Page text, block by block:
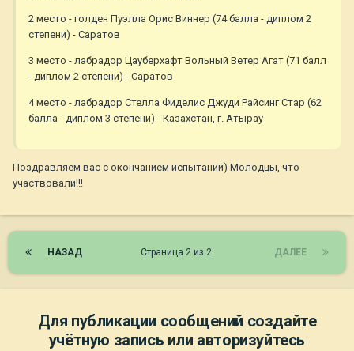
2 место - голден Пуэлла Орис Виннер (74 балла - диплом 2
степени) - Саратов
3 место - лабрадор Цауберхафт Вольный Ветер Агат (71 балл
- диплом 2 степени) - Саратов
4 место - лабрадор Стелла Фиделис Джуди Райсинг Стар (62
балла - диплом 3 степени) - Казахстан, г. Атырау
Поздравляем вас с окончанием испытаний) Молодцы, что
участвовали!!!
НАЗАД ДАЛЕЕ
Страница 2 из 2
Для публикации сообщений создайте
учётную запись или авторизуйтесь